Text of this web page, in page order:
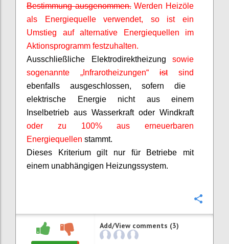
Bestimmung ausgenommen.Werden Heizöle
als Energiequelle verwendet, so ist ein
Umstieg auf alternative Energiequellen im
Aktionsprogramm festzuhalten.
Ausschließliche Elektrodirektheizung sowie
sogenannte „Infrarotheizungen“
ist
sind
ebenfalls ausgeschlossen, sofern die
elektrische Energie nicht aus einem
Inselbetrieb aus Wasserkraft oder Windkraft
oder zu 100% aus erneuerbaren
Energiequellen stammt.
Dieses Kriterium gilt nur für Betriebe mit
einem unabhängigen Heizungssystem.
Add/View comments (3)